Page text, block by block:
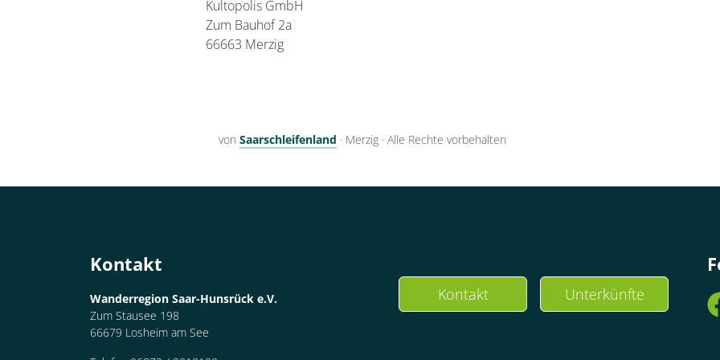
Kultopolis GmbH
Zum Bauhof 2a
66663 Merzig
von Saarschleifenland · Merzig · Alle Rechte vorbehalten
Kontakt
Wanderregion Saar-Hunsrück e.V.
Zum Stausee 198
66679 Losheim am See
Kontakt Unterkünfte